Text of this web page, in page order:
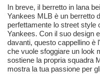
In breve, il berretto in lana
Yankees MLB è un berretto
perfettamente lo street style
Yankees. Con il suo design
davanti, questo cappellino è
che vuole sfoggiare un look
sostiene la propria squadra
mostra la tua passione per